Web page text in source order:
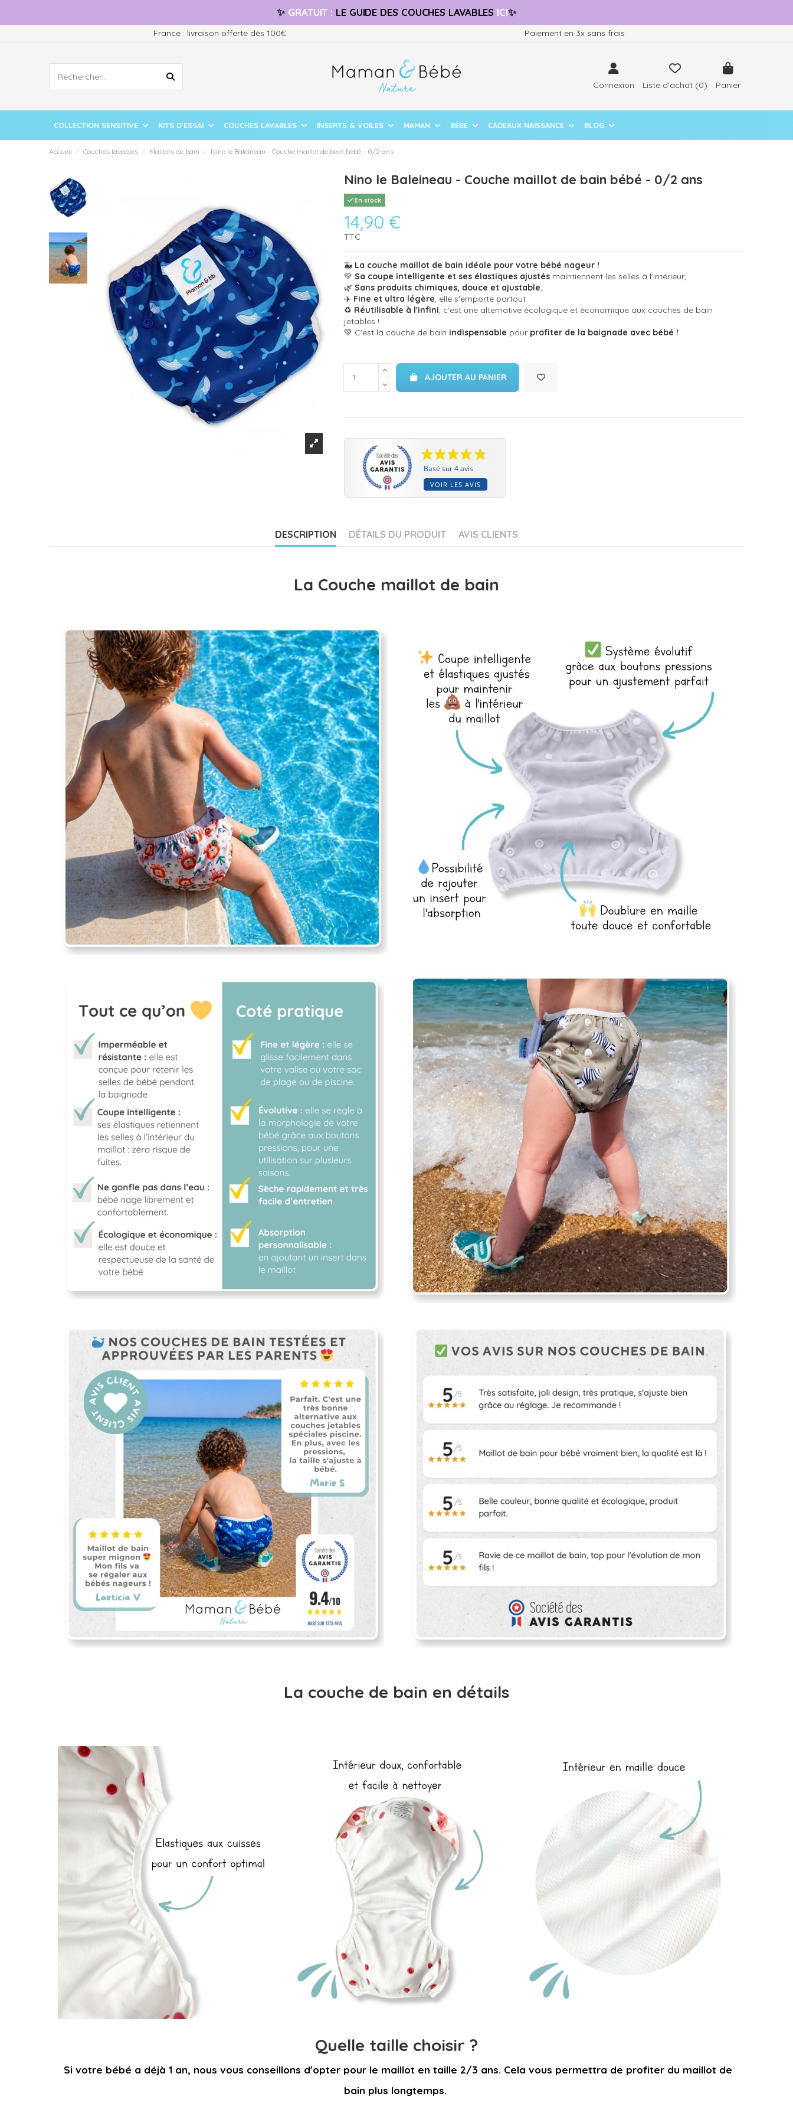
✨ GRATUIT : LE GUIDE DES COUCHES LAVABLES ICI✨
France : livraison offerte dès 100€ Paiement en 3x sans frais
Connexion Liste d'achat (0) Panier
COLLECTION SENSITIVE KITS D'ESSAI COUCHES LAVABLES INSERTS & VOILES MAMAN BÉBÉ CADEAUX NAISSANCE BLOG
Accueil Couches lavables Maillots de bain Nino le Baleineau - Couche maillot de bain bébé - 0/2 ans
Nino le Baleineau - Couche maillot de bain bébé - 0/2 ans
En stock
14,90 €
TTC
🐳 La couche maillot de bain idéale pour votre bébé nageur !
💛 Sa coupe intelligente et ses élastiques ajustésmaintiennent les selles à l'intérieur,
🌿 Sans produits chimiques, douce et ajustable,
✈️ Fine et ultra légère, elle s'emporte partout
♻️ Réutilisable à l'infini, c'est une alternative écologique et économique aux couches de bain
jetables !
💚 C'est la couche de bain indispensable pour profiter de la baignade avec bébé !
AJOUTER AU PANIER
Basé sur 4 avis
VOIR LES AVIS
DESCRIPTION DÉTAILS DU PRODUIT AVIS CLIENTS
La Couche maillot de bain
La couche de bain en détails
Quelle taille choisir ?
Si votre bébé a déjà 1 an, nous vous conseillons d'opter pour le maillot en taille 2/3 ans. Cela vous permettra de profiter du maillot de
bain plus longtemps.